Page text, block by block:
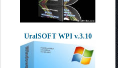
UralSOFT WPI v.3.10